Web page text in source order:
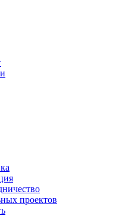
проектов